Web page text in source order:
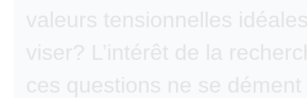
valeurs tensionnelles
viser? L’intérêt de la
ces questions ne se